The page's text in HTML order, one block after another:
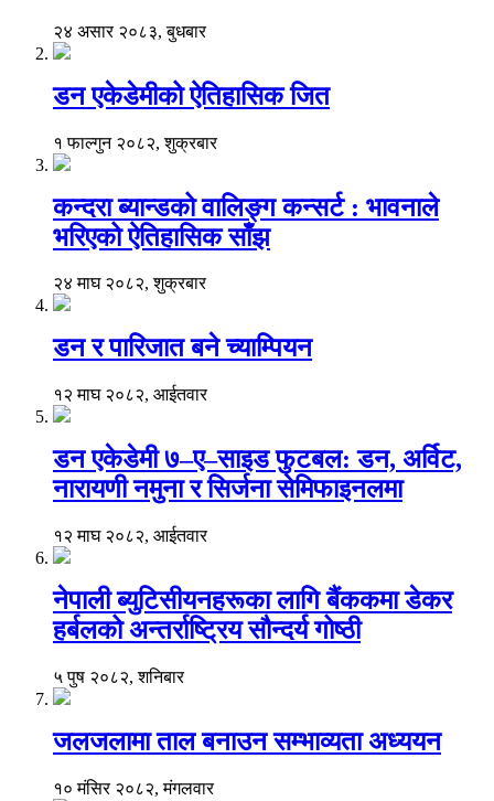
२४ असार २०८३, बुधबार
डन एकेडेमीको ऐतिहासिक जित
१ फाल्गुन २०८२, शुक्रबार
कन्दरा ब्यान्डको वालिङ्ग कन्सर्ट : भावनाले
भरिएको ऐतिहासिक साँझ
२४ माघ २०८२, शुक्रबार
डन र पारिजात बने च्याम्पियन
१२ माघ २०८२, आईतवार
डन एकेडेमी ७–ए–साइड फुटबल: डन, अर्विट,
नारायणी नमुना र सिर्जना सेमिफाइनलमा
१२ माघ २०८२, आईतवार
नेपाली ब्युटिसीयनहरूका लागि बैंककमा डेकर
हर्बलको अन्तर्राष्ट्रिय सौन्दर्य गोष्ठी
५ पुष २०८२, शनिबार
जलजलामा ताल बनाउन सम्भाव्यता अध्ययन
१० मंसिर २०८२, मंगलवार